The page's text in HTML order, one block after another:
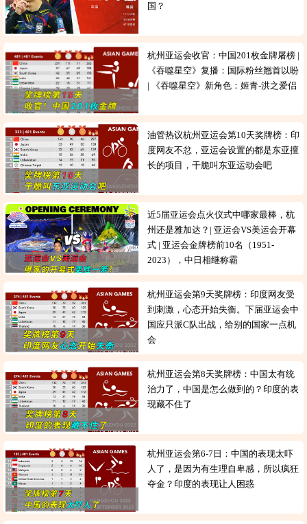
国？
杭州亚运会收官：中国201枚金牌屠榜 |
《吞噬星空》复播：国际粉丝翘首以盼
| 《吞噬星空》新角色：姬青-洪之爱侣
油管热议杭州亚运会第10天奖牌榜：印
度网友不忿，亚运会设置的都是东亚擅
长的项目，干脆叫东亚运动会吧
近5届亚运会点火仪式中哪家最棒，杭
州还是雅加达？| 亚运会VS美运会开幕
式 | 亚运会金牌榜前10名（1951-
2023），中日相继称霸
杭州亚运会第9天奖牌榜：印度网友受
到刺激，心态开始失衡。下届亚运会中
国应只派C队出战，给别的国家一点机
会
杭州亚运会第8天奖牌榜：中国太有统
治力了，中国是怎么做到的？印度的表
现藏不住了
杭州亚运会第6-7日：中国的表现太吓
人了，是因为有生理自卑感，所以疯狂
夺金？印度的表现让人困惑